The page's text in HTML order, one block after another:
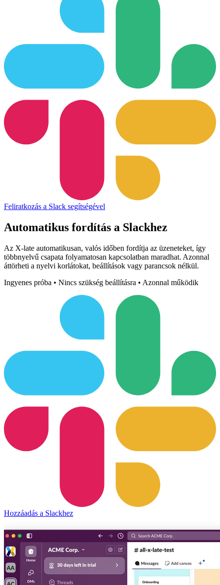
Feliratkozás a Slack segítségével
Automatikus fordítás a Slackhez
Az X-late automatikusan, valós időben fordítja az üzeneteket, így
többnyelvű csapata folyamatosan kapcsolatban maradhat. Azonnal
áttörheti a nyelvi korlátokat, beállítások vagy parancsok nélkül.
Ingyenes próba • Nincs szükség beállításra • Azonnal működik
Hozzáadás a Slackhez